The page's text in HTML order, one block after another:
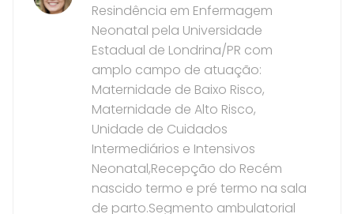
Resindência em Enfermagem
Neonatal pela Universidade
Estadual de Londrina/PR com
amplo campo de atuação:
Maternidade de Baixo Risco,
Maternidade de Alto Risco,
Unidade de Cuidados
Intermediários e Intensivos
Neonatal,Recepção do Recém
nascido termo e pré termo na sala
de parto.Segmento ambulatorial